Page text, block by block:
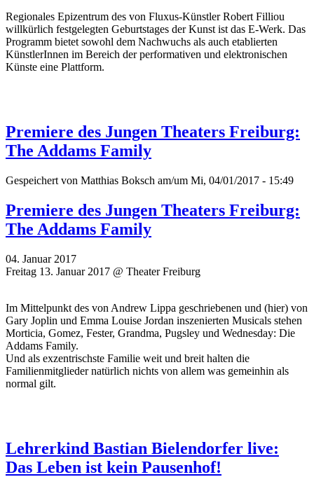
Regionales Epizentrum des von Fluxus-Künstler Robert Filliou
willkürlich festgelegten Geburtstages der Kunst ist das E-Werk. Das
Programm bietet sowohl dem Nachwuchs als auch etablierten
KünstlerInnen im Bereich der performativen und elektronischen
Künste eine Plattform.
Premiere des Jungen Theaters Freiburg:
The Addams Family
Gespeichert von Matthias Boksch am/um Mi, 04/01/2017 - 15:49
Premiere des Jungen Theaters Freiburg:
The Addams Family
04. Januar 2017
Freitag 13. Januar 2017 @ Theater Freiburg
Im Mittelpunkt des von Andrew Lippa geschriebenen und (hier) von
Gary Joplin und Emma Louise Jordan inszenierten Musicals stehen
Morticia, Gomez, Fester, Grandma, Pugsley und Wednesday: Die
Addams Family.
Und als exzentrischste Familie weit und breit halten die
Familienmitglieder natürlich nichts von allem was gemeinhin als
normal gilt.
Lehrerkind Bastian Bielendorfer live:
Das Leben ist kein Pausenhof!